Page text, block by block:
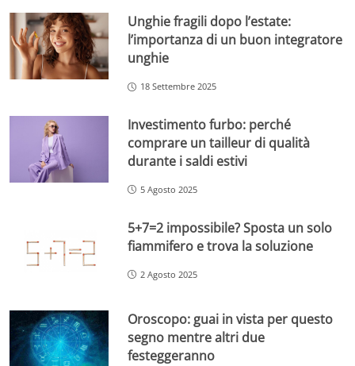
Unghie fragili dopo l’estate:
l’importanza di un buon integratore
unghie
18 Settembre 2025
Investimento furbo: perché
comprare un tailleur di qualità
durante i saldi estivi
5 Agosto 2025
5+7=2 impossibile? Sposta un solo
fiammifero e trova la soluzione
2 Agosto 2025
Oroscopo: guai in vista per questo
segno mentre altri due
festeggeranno